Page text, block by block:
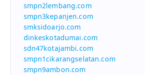
smpn2lembang.com
smpn3kepanjen.com
smksidoarjo.com
dinkeskotadumai.com
sdn47kotajambi.com
smpn1cikarangselatan.com
smpn9ambon.com